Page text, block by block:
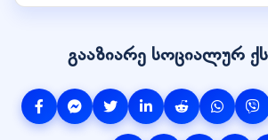
გააზიარე სოციალურ